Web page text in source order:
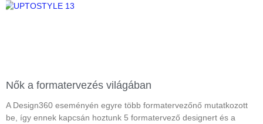
Nők a formatervezés világában
A Design360 eseményén egyre több formatervezőnő mutatkozott
be, így ennek kapcsán hoztunk 5 formatervező designert és a